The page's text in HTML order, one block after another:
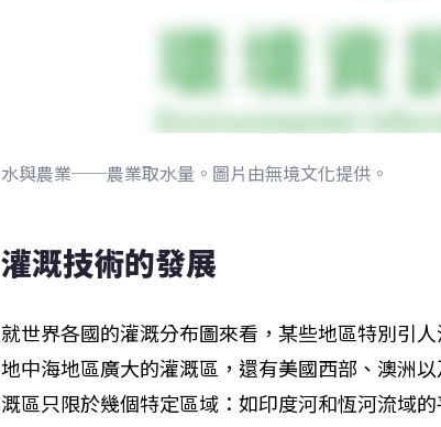
水與農業──農業取水量。圖片由無境文化提供。
灌溉技術的發展
就世界各國的灌溉分布圖來看，某些地區特別引
地中海地區廣大的灌溉區，還有美國西部、澳洲
溉區只限於幾個特定區域：如印度河和恆河流域